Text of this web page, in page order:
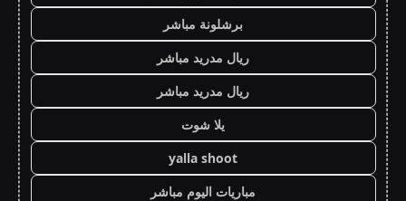
برشلونة مباشر
ريال مدريد مباشر
ريال مدريد مباشر
يلا شوت
yalla shoot
مباريات اليوم مباشر